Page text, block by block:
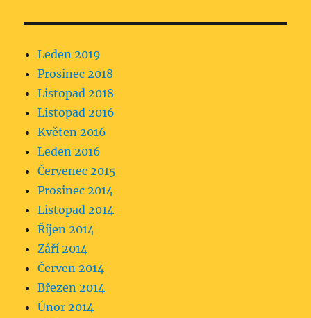
Leden 2019
Prosinec 2018
Listopad 2018
Listopad 2016
Květen 2016
Leden 2016
Červenec 2015
Prosinec 2014
Listopad 2014
Říjen 2014
Září 2014
Červen 2014
Březen 2014
Únor 2014